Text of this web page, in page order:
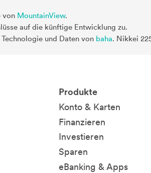
von MountainView.
auf die künftige Entwicklung zu.
und Daten von baha. Nikkei
Produkte
Konto & Karten
Finanzieren
Investieren
Sparen
eBanking & Apps